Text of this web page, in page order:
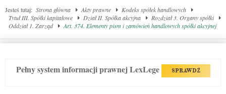
Jesteś tutaj: Strona główna Akty prawne
Kodeks spółek handlowych
Tytuł III. Spółki kapitałowe
Dział II. Spółka akcyjna
Rozdział 3. Organy spółki
Oddział 1. Zarząd
Art. 374. Elementy pism i zamówień handlowych spółki akcyjnej
Pełny system informacji prawnej LexLege SPRAWDŹ